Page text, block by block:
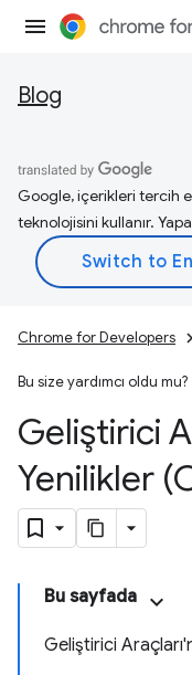
Blog
Google, içerikleri tercih
teknolojisini kullanır.
Chrome for Developers
Bu size yardımcı oldu mu?
Geliştirici
Yenilikler
Bu sayfada
Geliştirici